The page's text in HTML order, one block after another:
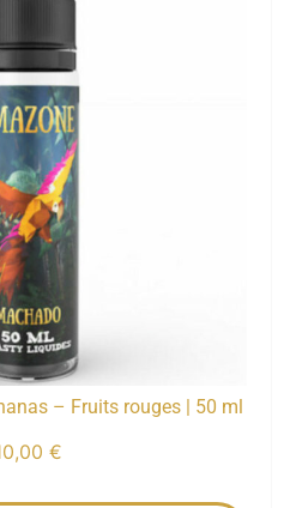
– Fruits rouges | 50 ml
€